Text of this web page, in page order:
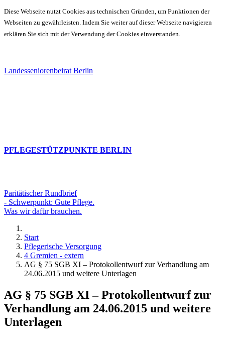
Diese Webseite nutzt Cookies aus technischen Gründen, um Funktionen der
Webseiten zu gewährleisten. Indem Sie weiter auf dieser Webseite navigieren
erklären Sie sich mit der Verwendung der Cookies einverstanden.
Landesseniorenbeirat Berlin
PFLEGESTÜTZPUNKTE BERLIN
Paritätischer Rundbrief
- Schwerpunkt: Gute Pflege.
Was wir dafür brauchen.
Start
Pflegerische Versorgung
4 Gremien - extern
AG § 75 SGB XI – Protokollentwurf zur Verhandlung am
24.06.2015 und weitere Unterlagen
AG § 75 SGB XI – Protokollentwurf zur
Verhandlung am 24.06.2015 und weitere
Unterlagen